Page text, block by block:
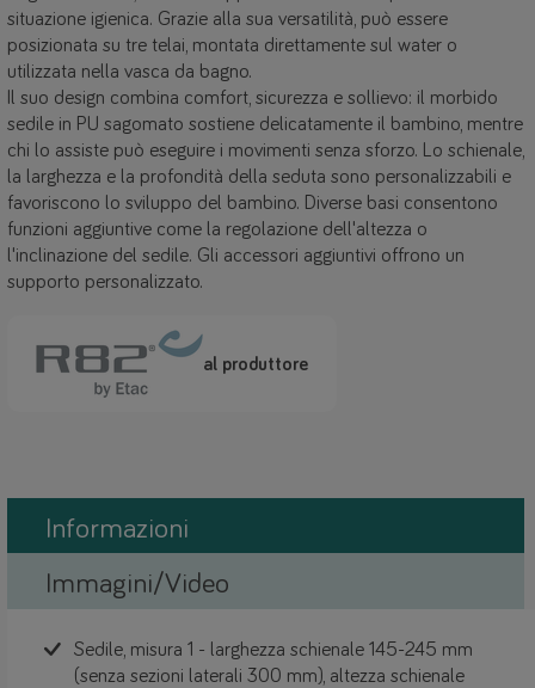
situazione igienica. Grazie alla sua versatilità, può essere
posizionata su tre telai, montata direttamente sul water o
utilizzata nella vasca da bagno.
Il suo design combina comfort, sicurezza e sollievo: il morbido
sedile in PU sagomato sostiene delicatamente il bambino, mentre
chi lo assiste può eseguire i movimenti senza sforzo. Lo schienale,
la larghezza e la profondità della seduta sono personalizzabili e
favoriscono lo sviluppo del bambino. Diverse basi consentono
funzioni aggiuntive come la regolazione dell'altezza o
l'inclinazione del sedile. Gli accessori aggiuntivi offrono un
supporto personalizzato.
al produttore
Informazioni
Immagini/Video
Sedile, misura 1 - larghezza schienale 145-245 mm
(senza sezioni laterali 300 mm), altezza schienale